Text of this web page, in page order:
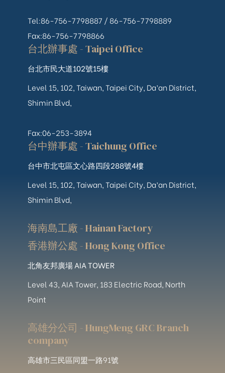
Tel:86-756-7798887 / 86-756-7798889
Fax:86-756-7798866
台北辦事處 - Taipei Office
台北市民大道102號15樓
Level 15, 102, Taiwan, Taipei City, Da’an District,
Shimin Blvd,
Fax:06-253-3894
台中辦事處 - Taichung Office
台中市北屯區文心路四段288號4樓
Level 15, 102, Taiwan, Taipei City, Da’an District,
Shimin Blvd,
海南島工廠 - Hainan Factory
香港辦公處 - Hong Kong Office
北角友邦廣場 AIA TOWER
Level 43, AIA Tower, 183 Electric Road, North
Point
高雄分公司 - HungMeng GRC Branch
company
高雄市三民區同盟一路91號